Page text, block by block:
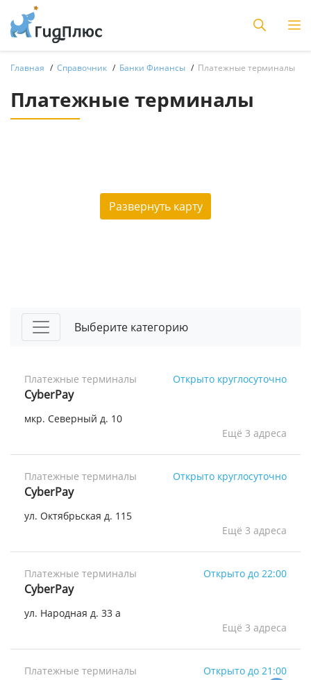
Главная Справочник Банки Финансы Платежные терминалы
Платежные терминалы
Развернуть карту
Выберите категорию
Платежные терминалы Открыто круглосуточно
CyberPay
мкр. Северный д. 10
Ещё 3 адреса
Платежные терминалы Открыто круглосуточно
CyberPay
ул. Октябрьская д. 115
Ещё 3 адреса
Платежные терминалы Открыто до 22:00
CyberPay
ул. Народная д. 33 а
Ещё 3 адреса
Платежные терминалы Открыто до 21:00